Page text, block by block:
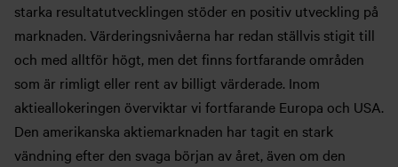
starka resultatutvecklingen stöder en positiv utveckling på
marknaden. Värderingsnivåerna har redan ställvis stigit till
och med alltför högt, men det finns fortfarande områden
som är rimligt eller rent av billigt värderade. Inom
aktieallokeringen överviktar vi fortfarande Europa och USA.
Den amerikanska aktiemarknaden har tagit en stark
vändning efter den svaga början av året, även om den